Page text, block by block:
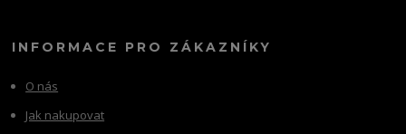
INFORMACE PRO ZÁKAZNÍKY
O nás
Jak nakupovat